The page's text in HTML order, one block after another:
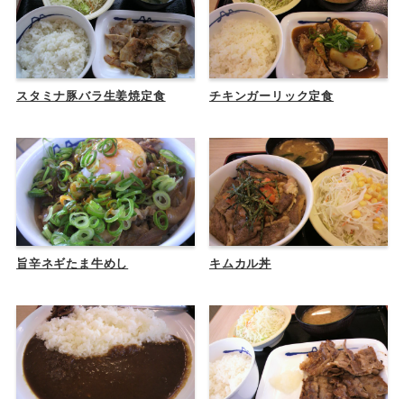
スタミナ豚バラ生姜焼定食 チキンガーリック定食
旨辛ネギたま牛めし キムカル丼